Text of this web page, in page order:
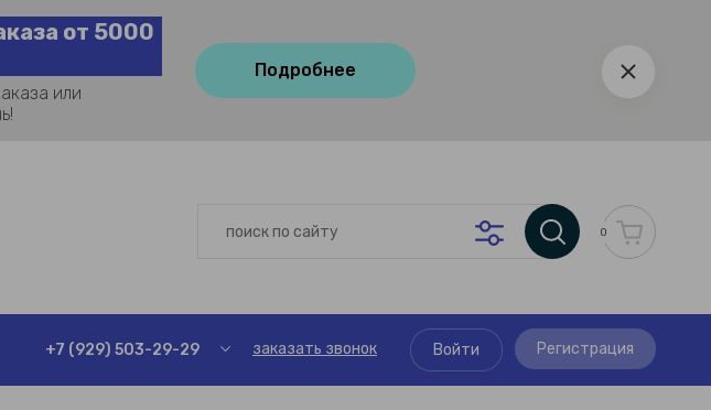
от 5000
или
Подробнее
0
+7 (929) 503-29-29 заказать звонок Войти Регистрация